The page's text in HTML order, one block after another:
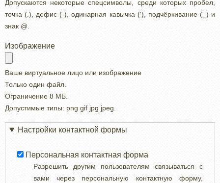
Допускаются некоторые спецсимволы, среди которых пробел,
точка (.), дефис (-), одинарная кавычка ('), подчёркивание (_) и
знак @.
Изображение
Ваше виртуальное лицо или изображение
Только один файл.
Ограничение 8 МБ.
Допустимые типы: png gif jpg jpeg.
Настройки контактной формы
Персональная контактная форма
Разрешить другим пользователям связываться с
вами через персональную контактную форму,